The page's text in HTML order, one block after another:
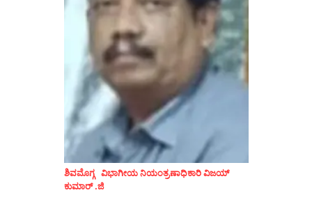
ಶಿವಮೊಗ್ಗ ವಿಭಾಗೀಯ ನಿಯಂತ್ರಣಾಧಿಕಾರಿ ವಿಜಯ್
ಕುಮಾರ್ .ಜಿ